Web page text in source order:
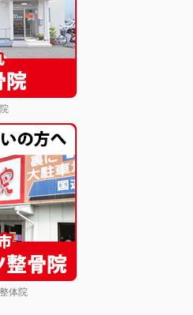
体院